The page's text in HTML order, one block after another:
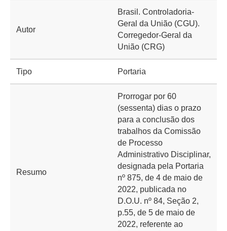
Autor
Brasil. Controladoria-
Geral da União (CGU).
Corregedor-Geral da
União (CRG)
Tipo Portaria
Resumo
Prorrogar por 60
(sessenta) dias o prazo
para a conclusão dos
trabalhos da Comissão
de Processo
Administrativo Disciplinar,
designada pela Portaria
nº 875, de 4 de maio de
2022, publicada no
D.O.U. nº 84, Seção 2,
p.55, de 5 de maio de
2022, referente ao